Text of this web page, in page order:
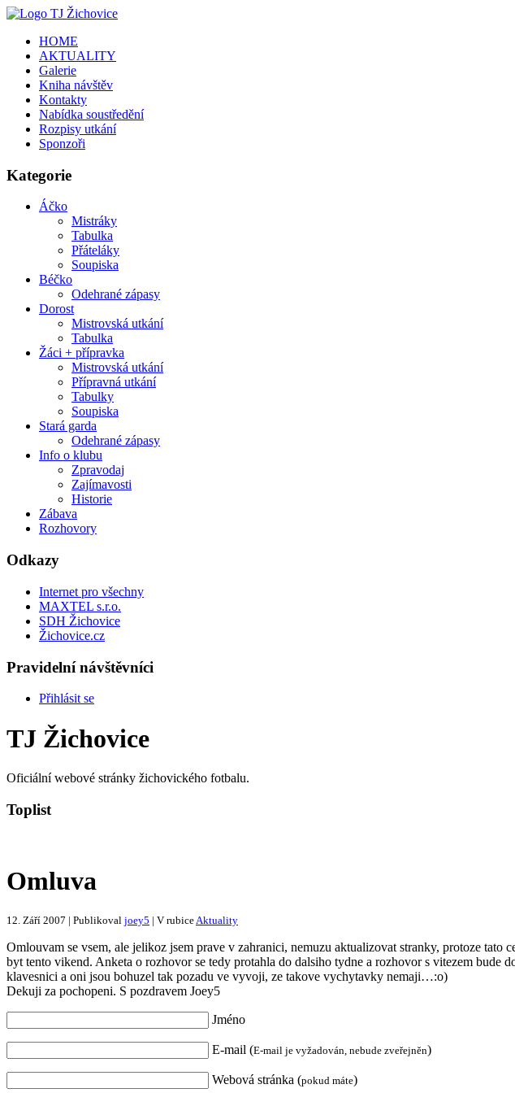
HOME
AKTUALITY
Galerie
Kniha návštěv
Kontakty
Nabídka soustředění
Rozpisy utkání
Sponzoři
Kategorie
Áčko
Mistráky
Tabulka
Přáteláky
Soupiska
Béčko
Odehrané zápasy
Dorost
Mistrovská utkání
Tabulka
Žáci + přípravka
Mistrovská utkání
Přípravná utkání
Tabulky
Soupiska
Stará garda
Odehrané zápasy
Info o klubu
Zpravodaj
Zajímavosti
Historie
Zábava
Rozhovory
Odkazy
Internet pro všechny
MAXTEL s.r.o.
SDH Žichovice
Žichovice.cz
Pravidelní návštěvníci
Přihlásit se
TJ Žichovice
Oficiální webové stránky žichovického fotbalu.
Toplist
Omluva
12. Září 2007 | Publikoval joey5 | V rubice Aktuality
Omlouvam se vsem, ale jelikoz jsem prave v zahranici, nemuzu aktualizovat stranky, protoze tato
byt tento vikend. Anketa o rozhovor se tedy protahla do dalsiho tydne a rozhovor s vitezem
klavesnici a oni jsou bohuzel tak pozadu ve vyvoji, ze takove vychytavky nemaji…:o)
Dekuji za pochopeni. S pozdravem Joey5
Jméno
E-mail (E-mail je vyžadován, nebude zveřejněn)
Webová stránka (pokud máte)